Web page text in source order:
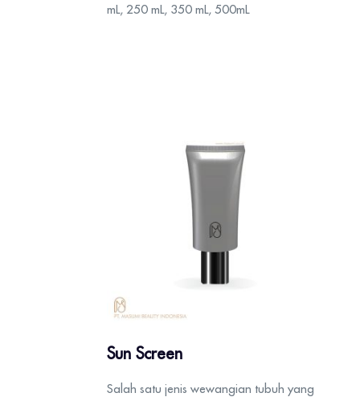
mL, 250 mL, 350 mL, 500mL
Sun Screen
Salah satu jenis wewangian tubuh yang